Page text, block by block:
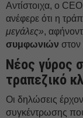
Αντίστοιχα, ο
ανέφερε ότι η
μεγάλες»,
συμφωνιών στον
Νέος γύρος
τραπεζικό
Οι δηλώσεις
συγκέντρωσης